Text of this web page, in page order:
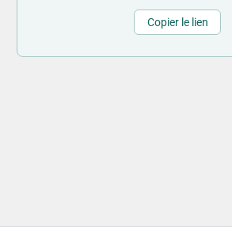
Copier le lien